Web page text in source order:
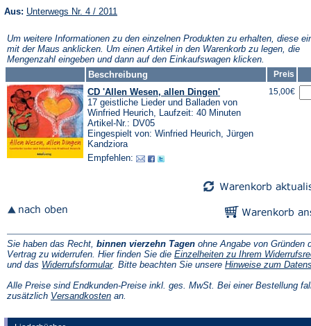
Aus: Unterwegs Nr. 4 / 2011
neuen
Tab)
Um weitere Informationen zu den einzelnen Produkten zu erhalten, diese
mit der Maus anklicken. Um einen Artikel in den Warenkorb zu legen, die
Mengenzahl eingeben und dann auf den Einkaufswagen klicken.
Beschreibung
Preis
CD 'Allen Wesen, allen Dingen'
17 geistliche Lieder und Balladen von
Winfried Heurich, Laufzeit: 40 Minuten
Artikel-Nr.: DV05
Eingespielt von: Winfried Heurich, Jürgen
Kandziora
Empfehlen:
15,00€
Sie haben das Recht, binnen vierzehn Tagen ohne Angabe von Gründen
Vertrag zu widerrufen. Hier finden Sie die Einzelheiten zu Ihrem
und das Widerrufsformular(Öffnet
einem
neuen
. Bitte beachten Sie unsere Hinweise zum
Alle Preise sind Endkunden-Preise inkl. ges. MwSt. Bei einer Bestellung
zusätzlich Versandkosten(Öffnet
an.